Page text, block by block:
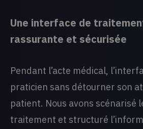
Une interface de
rassurante et sécurisée
Pendant l’acte médical,
praticien sans détourner son
patient. Nous avons scénarisé
traitement et structuré